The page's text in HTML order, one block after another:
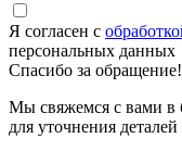
Я согласен с
персональных данных
Спасибо за обращение!
Мы свяжемся с вами в
для уточнения деталей